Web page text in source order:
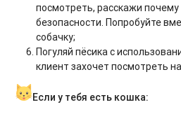
посмотреть, расскажи почему
безопасности. Попробуйте
собачку;
Погуляй пёсика с
клиент захочет посмотреть
Если у тебя есть кошка: